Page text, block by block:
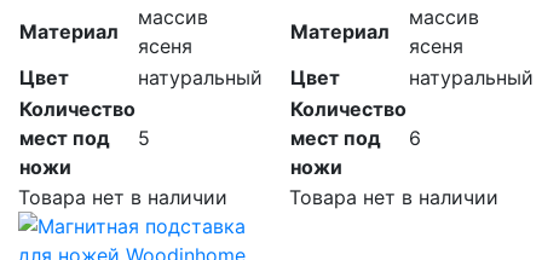
Материал
массив
ясеня
Цвет
натуральный
Количество
мест под
ножи
5
Товара нет в наличии
Материал
массив
ясеня
Цвет
натуральный
Количество
мест под
ножи
6
Товара нет в наличии